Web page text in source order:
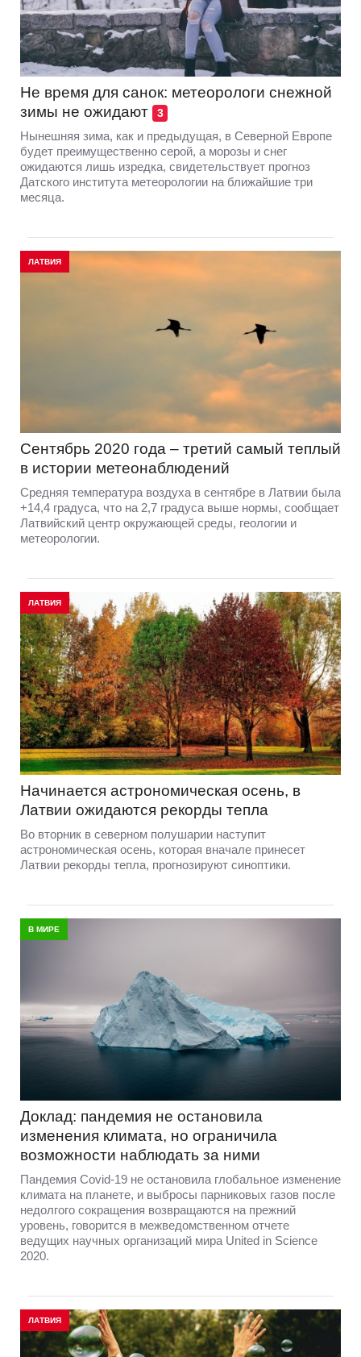
Не время для санок: метеорологи снежной
зимы не ожидают
3
Нынешняя зима, как и предыдущая, в Северной Европе
будет преимущественно серой, а морозы и снег
ожидаются лишь изредка, свидетельствует прогноз
Датского института метеорологии на ближайшие три
месяца.
ЛАТВИЯ
Сентябрь 2020 года – третий самый теплый
в истории метеонаблюдений
Средняя температура воздуха в сентябре в Латвии была
+14,4 градуса, что на 2,7 градуса выше нормы, сообщает
Латвийский центр окружающей среды, геологии и
метеорологии.
ЛАТВИЯ
Начинается астрономическая осень, в
Латвии ожидаются рекорды тепла
Во вторник в северном полушарии наступит
астрономическая осень, которая вначале принесет
Латвии рекорды тепла, прогнозируют синоптики.
В МИРЕ
Доклад: пандемия не остановила
изменения климата, но ограничила
возможности наблюдать за ними
Пандемия Covid-19 не остановила глобальное изменение
климата на планете, и выбросы парниковых газов после
недолгого сокращения возвращаются на прежний
уровень, говорится в межведомственном отчете
ведущих научных организаций мира United in Science
2020.
ЛАТВИЯ